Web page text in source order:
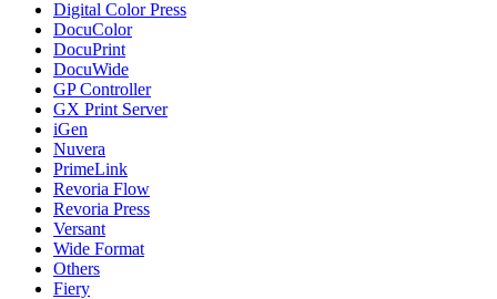
Digital Color Press
DocuColor
DocuPrint
DocuWide
GP Controller
GX Print Server
iGen
Nuvera
PrimeLink
Revoria Flow
Revoria Press
Versant
Wide Format
Others
Fiery